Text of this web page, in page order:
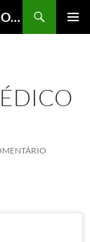
15 ANOS – SERRA DA CANTAREIRA HOJE E COTIDIANO DO BRASIL E DO MUNDO